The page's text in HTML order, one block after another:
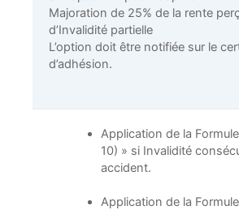
Majoration de 25% de la rente
d’Invalidité partielle
L’option doit être notifiée sur le
d’adhésion.
Application de la
10) » si Invalidité
accident.
Application de la